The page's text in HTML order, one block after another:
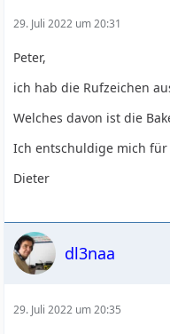
29. Juli 2022 um 20:31
Peter,
ich hab die Rufzeichen
Welches davon ist die
Ich entschuldige mich für
Dieter
dl3naa
29. Juli 2022 um 20:35